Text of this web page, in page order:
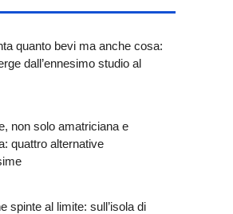
quanto bevi ma anche cosa:
dall’ennesimo studio al
non solo amatriciana e
quattro alternative
spinte al limite: sull’isola di